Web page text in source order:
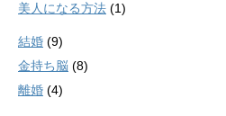
美人になる方法 (1)
結婚 (9)
金持ち脳 (8)
離婚 (4)